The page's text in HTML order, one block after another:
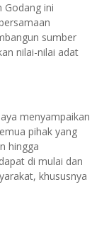
Godang ini
sumber
nilai-nilai adat
menyampaikan
pihak yang
hingga
di mulai dan
khususnya